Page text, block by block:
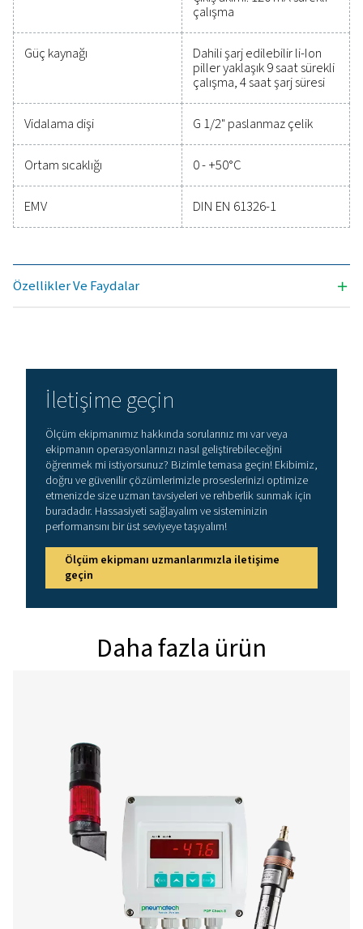
Ölçüm ekipmanı uzmanlarımızla
geçin
Genel özellikler:
Teknik özellikler PDP kontrol M & PDP
Doğruluk
-10-+50°Ctd
tip. için ± 0,5°Ctd
Nem parametreleri g/m³, mg/m³,
g/kg, °CTD atm,
Basınç aralığı -1-50 bar standart
-1-350 bar özel
Veri kaydedici
Sensörler için güç kaynağı Çıkış gerilimi: 24
Çıkış akımı: 120
çalışma